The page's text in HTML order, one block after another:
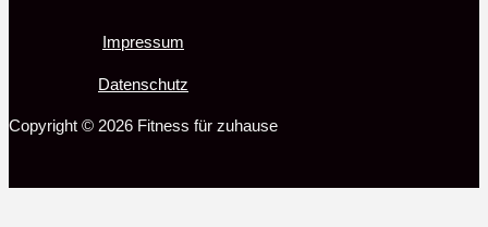
Impressum
Datenschutz
Copyright © 2026 Fitness für zuhause